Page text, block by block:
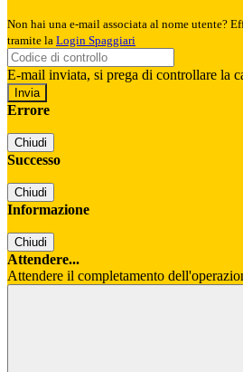
Non hai una e-mail associata al nome utente?
tramite la Login Spaggiari
E-mail inviata, si prega di controllare la
Errore
Chiudi
Successo
Chiudi
Informazione
Chiudi
Attendere...
Attendere il completamento